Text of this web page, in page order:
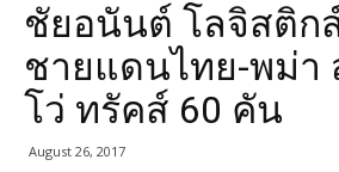
ชัยอนันต์ โลจิสติก
ชายแดนไทย-พม่า
โว่ ทรัคส์ 60 คัน
August 26, 2017